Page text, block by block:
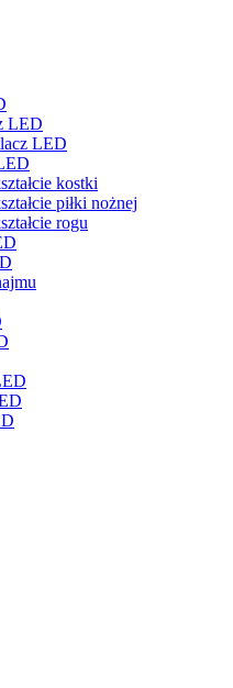
LED
LED
kostki
piłki nożnej
rogu